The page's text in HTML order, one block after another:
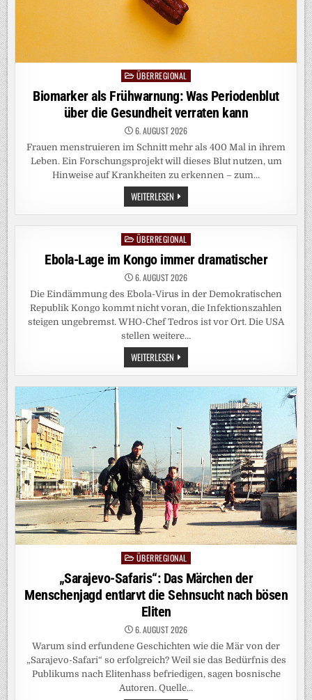
Posted
in
ÜBERREGIONAL
Biomarker als Frühwarnung: Was Periodenblut
über die Gesundheit verraten kann
6. AUGUST 2026
Frauen menstruieren im Schnitt mehr als 400 Mal in ihrem
Leben. Ein Forschungsprojekt will dieses Blut nutzen, um
Hinweise auf Krankheiten zu erkennen – zum…
WEITERLESEN BIOMARKER
ALS
FRÜHWARNUNG:
PERIODENBLUT
ÜBER
DIE
GESUNDHEIT
VERRATEN
KANN
Posted
in
ÜBERREGIONAL
Ebola-Lage im Kongo immer dramatischer
6. AUGUST 2026
Die Eindämmung des Ebola-Virus in der Demokratischen
Republik Kongo kommt nicht voran, die Infektionszahlen
steigen ungebremst. WHO-Chef Tedros ist vor Ort. Die USA
stellen weitere…
WEITERLESEN EBOLA-
LAGE
IM
IMMER
DRAMATISCHER
Posted
in
ÜBERREGIONAL
„Sarajevo-Safaris“: Das Märchen der
Menschenjagd entlarvt die Sehnsucht nach bösen
Eliten
6. AUGUST 2026
Warum sind erfundene Geschichten wie die Mär von der
„Sarajevo-Safari“ so erfolgreich? Weil sie das Bedürfnis des
Publikums nach Elitenhass befriedigen, sagen bosnische
Autoren. Quelle…